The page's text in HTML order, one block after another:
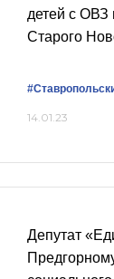
детей с ОВЗ
Старого
14.01.23
Депутат